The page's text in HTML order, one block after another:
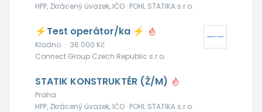
HPP, Zkrácený úvazek, IČO · POHL STATIKA s.r.o.
⚡Test operátor/ka ⚡
Kladno · 36 000 Kč
Connect Group Czech Republic s.r.o.
STATIK KONSTRUKTÉR (Ž/M)
Praha
HPP, Zkrácený úvazek, IČO · POHL STATIKA s.r.o.